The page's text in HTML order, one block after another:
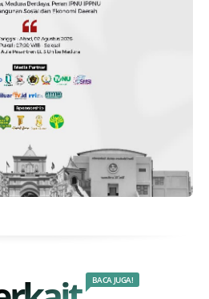
BACA JUGA!